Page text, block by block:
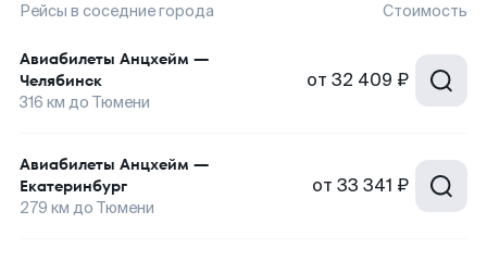
Рейсы в соседние города Стоимость
Авиабилеты Анцхейм —
Челябинск
316 км до Тюмени
от 32 409 ₽
Авиабилеты Анцхейм —
Екатеринбург
279 км до Тюмени
от 33 341 ₽